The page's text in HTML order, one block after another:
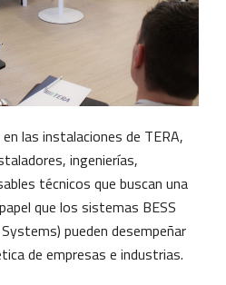
las instalaciones de TERA,
ingenierías,
técnicos que buscan una
que los sistemas BESS
pueden desempeñar
de empresas e industrias.